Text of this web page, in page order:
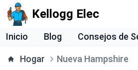
Kellogg Elec
Inicio Blog Consejos de
Hogar Nueva Hampshire